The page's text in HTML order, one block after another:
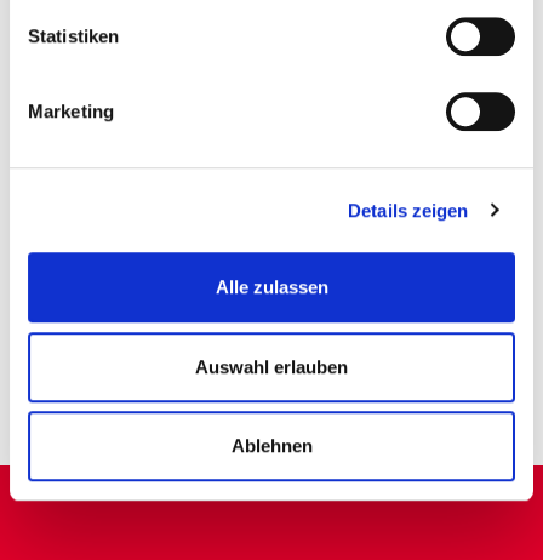
Statistiken
Marketing
Details zeigen
Alle zulassen
Auswahl erlauben
Ablehnen
ANFRAGE SCHICKEN
STELLENANGEBOTE